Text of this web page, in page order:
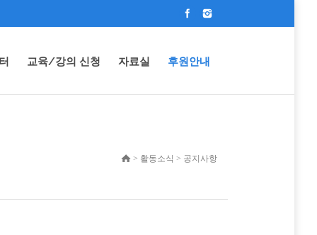
교육/강의 신청 자료실 후원안내
> 활동소식 > 공지사항